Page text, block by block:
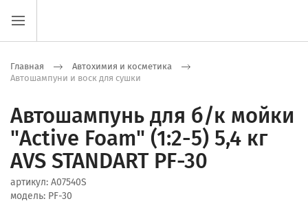
Главная
Автохимия и косметика
Автошампуни и воск для сушки
Автошампунь для б/к мойки
"Active Foam" (1:2-5) 5,4 кг
AVS STANDART PF-30
артикул: A07540S
модель: PF-30